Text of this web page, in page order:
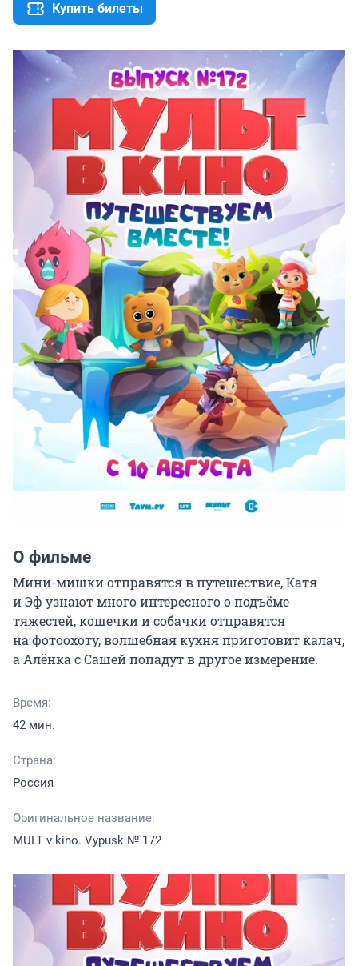
Купить билеты
О фильме
Мини-мишки отправятся в путешествие, Катя
и Эф узнают много интересного о подъёме
тяжестей, кошечки и собачки отправятся
на фотоохоту, волшебная кухня приготовит калач,
а Алёнка с Сашей попадут в другое измерение.
Время:
42 мин.
Страна:
Россия
Оригинальное название:
MULT v kino. Vypusk № 172